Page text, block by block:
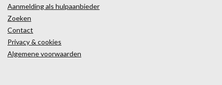
Aanmelding als hulpaanbieder
Zoeken
Contact
Privacy & cookies
Algemene voorwaarden